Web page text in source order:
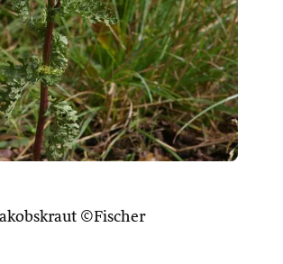
©Fischer